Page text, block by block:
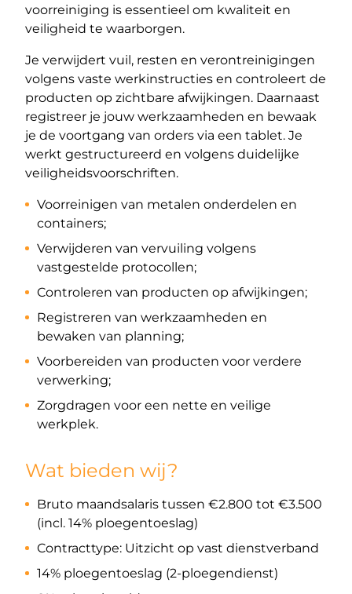
voorreiniging is essentieel om kwaliteit en
veiligheid te waarborgen.
Je verwijdert vuil, resten en verontreinigingen
volgens vaste werkinstructies en controleert de
producten op zichtbare afwijkingen. Daarnaast
registreer je jouw werkzaamheden en bewaak
je de voortgang van orders via een tablet. Je
werkt gestructureerd en volgens duidelijke
veiligheidsvoorschriften.
Voorreinigen van metalen onderdelen en
containers;
Verwijderen van vervuiling volgens
vastgestelde protocollen;
Controleren van producten op afwijkingen;
Registreren van werkzaamheden en
bewaken van planning;
Voorbereiden van producten voor verdere
verwerking;
Zorgdragen voor een nette en veilige
werkplek.
Wat bieden wij?
Bruto maandsalaris tussen €2.800 tot €3.500
(incl. 14% ploegentoeslag)
Contracttype: Uitzicht op vast dienstverband
14% ploegentoeslag (2-ploegendienst)